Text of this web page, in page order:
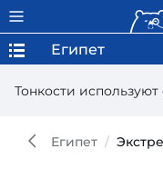
Тонкости
Египет
Египет